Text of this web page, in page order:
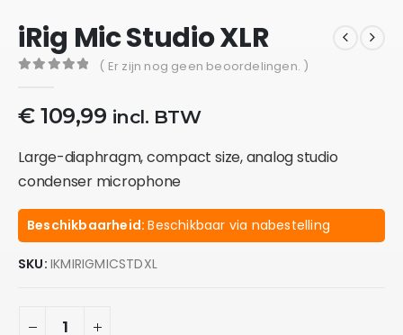
iRig Mic Studio XLR
( Er zijn nog geen beoordelingen. )
€109,99 incl. BTW
Large-diaphragm, compact size, analog studio
condenser microphone
Beschikbaarheid:Beschikbaar via nabestelling
SKU: IKMIRIGMICSTDXL